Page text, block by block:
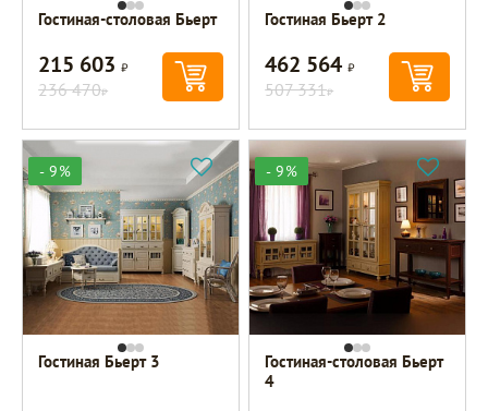
Гостиная-столовая Бьерт
215 603Р
236 470Р
Гостиная Бьерт 2
462 564Р
507 331Р
- 9%
Гостиная Бьерт 3
- 9%
Гостиная-столовая Бьерт
4